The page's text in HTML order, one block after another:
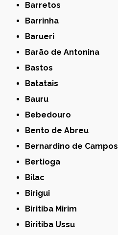
Barretos
Barrinha
Barueri
Barão de Antonina
Bastos
Batatais
Bauru
Bebedouro
Bento de Abreu
Bernardino de Campos
Bertioga
Bilac
Birigui
Biritiba Mirim
Biritiba Ussu